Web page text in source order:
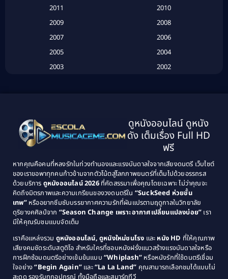
(134)
Classic หนังคลาสสิก(21)
Classic หนังคลาสสิก(25)
Comedy ตลก(46)
Comedy ตลก(515)
Coming of Age ก้าวพ้นวัย(1)
Coming-of-Age(3)
2011
2010
2009
2008
2007
2006
2005
2004
2003
2002
1995
1994
1993
1992
1989
1988
1987
1986
1985
1984
1983
1982
1979
1978
1976
1975
1974
ดูหนังออนไลน์ ดูหนัง
ดัง เต็มเรื่อง Full HD
ฟรี
หากคุณคือคนที่หลงรักในท่วงทำนองและแรงบันดาลใจจากเสียงดนตรี เว็บไซต์
ของเราขอพาทุกคนก้าวข้ามจากตัวโน้ตสู่โลกภาพยนตร์ที่เต็มไปด้วยอรรถรส
ด้วยบริการ ดูหนังออนไลน์ 2026ที่คัดสรรมาเพื่อคุณโดยเฉพาะ ไม่ว่าคุณจะ
คิดถึงมิตรภาพและความเกรียนของวงดนตรีใน “SuckSeed ห่วยขั้น
เทพ”หรืออยากซึมซับบรรยากาศความรักที่ผันแปรตามฤดูกาลในวิทยาลัย
ดุริยางคศิลป์จาก “Season Change เพราะอากาศเปลี่ยนแปลงบ่อย” เรา
มีให้คุณรับชมแบบจัดเต็ม
เราคือแหล่งรวม ดูหนังออนไลน์, ดูหนังใหม่ชนโรง และ หนัง HD ที่ให้คุณภาพ
เสียงคมชัดระดับสตูดิโอ สำหรับใครที่ชอบหนังฝรั่งแนวสร้างแรงบันดาลใจหรือ
การฝึกซ้อมดนตรีอย่างเข้มข้นแบบ “Whiplash” หรือหนังรักที่ใช้ดนตรีเชื่อม
ใจอย่าง“Begin Again” และ“La La Land” คุณสามารถเลือกชมได้แบบไม่
สะดุด รองรับทุกอุปกรณ์ ทั้งมือถือและสมาร์ททีวี